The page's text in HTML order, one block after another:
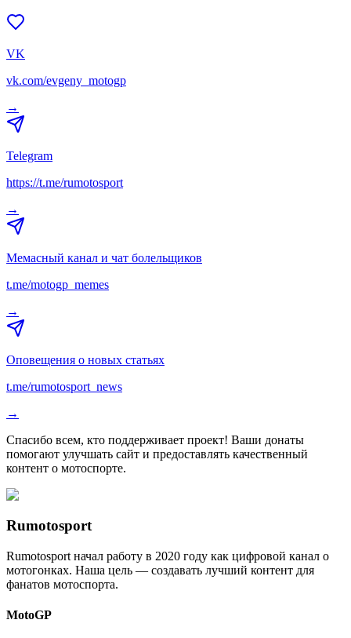
VK
vk.com/evgeny_motogp
→
Telegram
https://t.me/rumotosport
→
Мемасный канал и чат болельщиков
t.me/motogp_memes
→
Оповещения о новых статьях
t.me/rumotosport_news
→
Спасибо всем, кто поддерживает проект! Ваши донаты
помогают улучшать сайт и предоставлять качественный
контент о мотоспорте.
Rumotosport
Rumotosport начал работу в 2020 году как цифровой канал о
мотогонках. Наша цель — создавать лучший контент для
фанатов мотоспорта.
MotoGP